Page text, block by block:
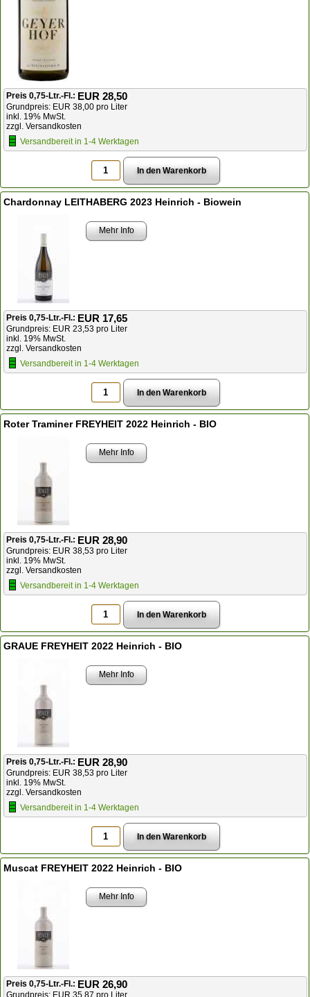
Preis 0,75-Ltr.-Fl.: EUR 28,50
Grundpreis: EUR 38,00 pro Liter
inkl. 19% MwSt.
zzgl. Versandkosten
Versandbereit in 1-4 Werktagen
Chardonnay LEITHABERG 2023 Heinrich - Biowein
Mehr Info
Preis 0,75-Ltr.-Fl.: EUR 17,65
Grundpreis: EUR 23,53 pro Liter
inkl. 19% MwSt.
zzgl. Versandkosten
Versandbereit in 1-4 Werktagen
Roter Traminer FREYHEIT 2022 Heinrich - BIO
Mehr Info
Preis 0,75-Ltr.-Fl.: EUR 28,90
Grundpreis: EUR 38,53 pro Liter
inkl. 19% MwSt.
zzgl. Versandkosten
Versandbereit in 1-4 Werktagen
GRAUE FREYHEIT 2022 Heinrich - BIO
Mehr Info
Preis 0,75-Ltr.-Fl.: EUR 28,90
Grundpreis: EUR 38,53 pro Liter
inkl. 19% MwSt.
zzgl. Versandkosten
Versandbereit in 1-4 Werktagen
Muscat FREYHEIT 2022 Heinrich - BIO
Mehr Info
Preis 0,75-Ltr.-Fl.: EUR 26,90
Grundpreis: EUR 35,87 pro Liter